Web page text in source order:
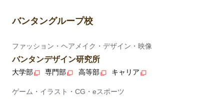
バンタングループ校
ファッション・ヘアメイク・デザイン・映像
バンタンデザイン研究所
大学部 専門部 高等部 キャリア
ゲーム・イラスト・CG・eスポーツ